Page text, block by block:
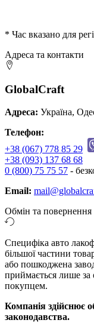
* Час вказано для
Адреса та контакти
GlobalCraft
Адреса: Україна,
Телефон:
+38 (067) 778 85 29
+38 (093) 137 68 68
0 (800) 75 75 57 -
Email:
Обмін та повернення
Специфіка авто
більшої частини
або пошкоджена
приймається лише за
покупцем.
Компанія здійснює
законодавства.